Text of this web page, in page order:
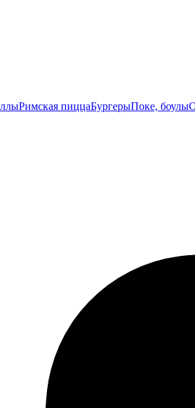
Римская пиццаБургерыПоке, боулы